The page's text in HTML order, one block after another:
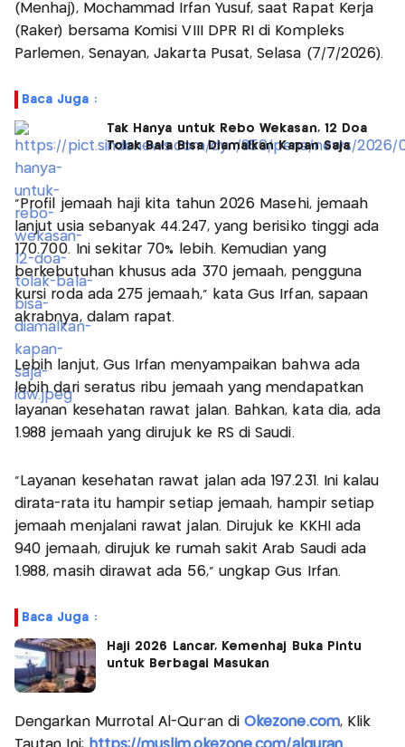
(Menhaj), Mochammad Irfan Yusuf, saat Rapat Kerja
(Raker) bersama Komisi VIII DPR RI di Kompleks
Parlemen, Senayan, Jakarta Pusat, Selasa (7/7/2026).
Baca Juga :
Tak Hanya untuk Rebo Wekasan, 12 Doa
Tolak Bala Bisa Diamalkan Kapan Saja
"Profil jemaah haji kita tahun 2026 Masehi, jemaah
lanjut usia sebanyak 44.247, yang berisiko tinggi ada
170.700. Ini sekitar 70% lebih. Kemudian yang
berkebutuhan khusus ada 370 jemaah, pengguna
kursi roda ada 275 jemaah," kata Gus Irfan, sapaan
akrabnya, dalam rapat.
Lebih lanjut, Gus Irfan menyampaikan bahwa ada
lebih dari seratus ribu jemaah yang mendapatkan
layanan kesehatan rawat jalan. Bahkan, kata dia, ada
1.988 jemaah yang dirujuk ke RS di Saudi.
"Layanan kesehatan rawat jalan ada 197.231. Ini kalau
dirata-rata itu hampir setiap jemaah, hampir setiap
jemaah menjalani rawat jalan. Dirujuk ke KKHI ada
940 jemaah, dirujuk ke rumah sakit Arab Saudi ada
1.988, masih dirawat ada 56," ungkap Gus Irfan.
Baca Juga :
Haji 2026 Lancar, Kemenhaj Buka Pintu
untuk Berbagai Masukan
Dengarkan Murrotal Al-Qur'an diOkezone.com, Klik
Tautan Ini: https://muslim.okezone.com/alquran